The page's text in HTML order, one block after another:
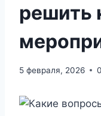
решить
5 февраля, 2026